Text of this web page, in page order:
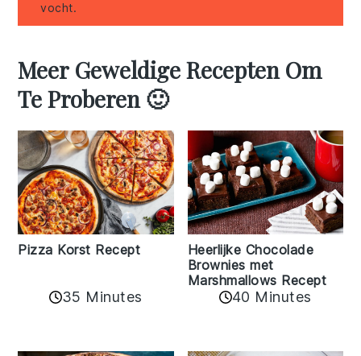
vocht.
Meer Geweldige Recepten Om
Te Proberen 🙂
Pizza Korst Recept
35 Minutes
Heerlijke Chocolade
Brownies met
Marshmallows Recept
40 Minutes